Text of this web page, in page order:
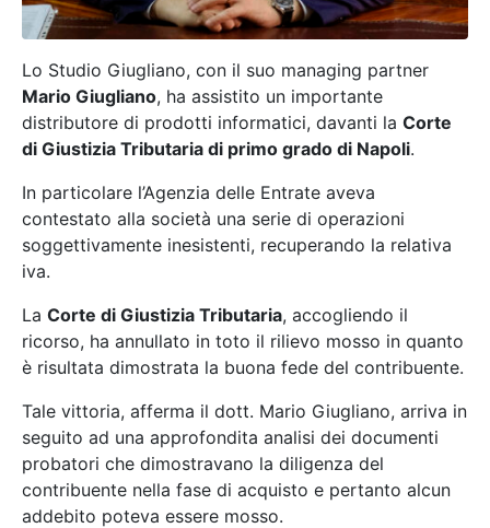
Lo Studio Giugliano, con il suo managing partner
Mario Giugliano, ha assistito un importante
distributore di prodotti informatici, davanti la Corte
di Giustizia Tributaria di primo grado di Napoli.
In particolare l’Agenzia delle Entrate aveva
contestato alla società una serie di operazioni
soggettivamente inesistenti, recuperando la relativa
iva.
La Corte di Giustizia Tributaria, accogliendo il
ricorso, ha annullato in toto il rilievo mosso in quanto
è risultata dimostrata la buona fede del contribuente.
Tale vittoria, afferma il dott. Mario Giugliano, arriva in
seguito ad una approfondita analisi dei documenti
probatori che dimostravano la diligenza del
contribuente nella fase di acquisto e pertanto alcun
addebito poteva essere mosso.